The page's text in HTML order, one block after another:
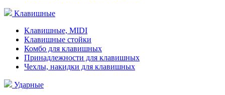
Клавишные
Клавишные, MIDI
Клавишные стойки
Комбо для клавишных
Принадлежности для клавишных
Чехлы, накидки для клавишных
Ударные